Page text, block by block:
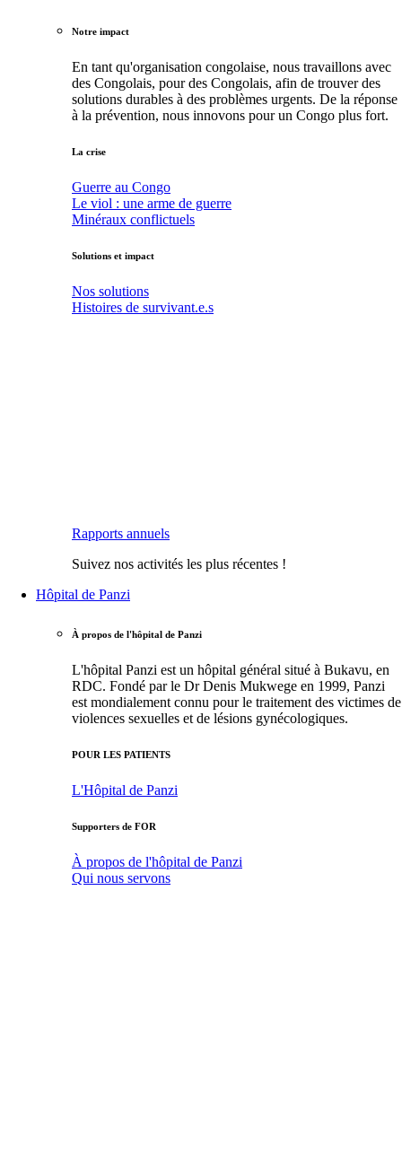
Notre impact
En tant qu'organisation congolaise, nous travaillons avec
des Congolais, pour des Congolais, afin de trouver des
solutions durables à des problèmes urgents. De la réponse
à la prévention, nous innovons pour un Congo plus fort.
La crise
Guerre au Congo
Le viol : une arme de guerre
Minéraux conflictuels
Solutions et impact
Nos solutions
Histoires de survivant.e.s
Rapports annuels
Suivez nos activités les plus récentes !
Hôpital de Panzi
À propos de l'hôpital de Panzi
L'hôpital Panzi est un hôpital général situé à Bukavu, en
RDC. Fondé par le Dr Denis Mukwege en 1999, Panzi
est mondialement connu pour le traitement des victimes de
violences sexuelles et de lésions gynécologiques.
POUR LES PATIENTS
L'Hôpital de Panzi
Supporters de FOR
À propos de l'hôpital de Panzi
Qui nous servons